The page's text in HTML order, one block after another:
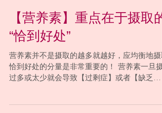
【营养素】重点在于摄取的
“恰到好处”
营养素并不是摄取的越多就越好，应均衡地摄
过多或太少就会导致【过剩症】或者【缺乏